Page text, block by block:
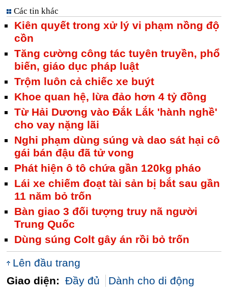
Các tin khác
Kiên quyết trong xử lý vi phạm nồng độ
cồn
Tăng cường công tác tuyên truyền, phổ
biến, giáo dục pháp luật
Trộm luôn cả chiếc xe buýt
Khoe quan hệ, lừa đảo hơn 4 tỷ đồng
Từ Hải Dương vào Đắk Lắk 'hành nghề'
cho vay nặng lãi
Nghi phạm dùng súng và dao sát hại cô
gái bán đậu đã tử vong
Phát hiện ô tô chứa gần 120kg pháo
Lái xe chiếm đoạt tài sản bị bắt sau gần
11 năm bỏ trốn
Bàn giao 3 đối tượng truy nã người
Trung Quốc
Dùng súng Colt gây án rồi bỏ trốn
Lên đầu trang
Giao diện: Đầy đủ Dành cho di động